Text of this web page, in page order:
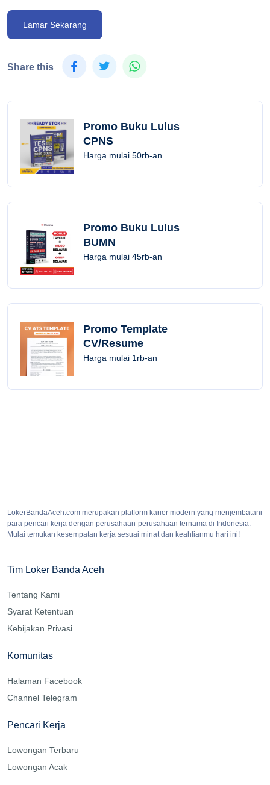
Lamar Sekarang
Share this
Promo Buku Lulus
CPNS
Harga mulai 50rb-an
Promo Buku Lulus
BUMN
Harga mulai 45rb-an
Promo Template
CV/Resume
Harga mulai 1rb-an
LokerBandaAceh.com merupakan platform karier modern yang menjembatani
para pencari kerja dengan perusahaan-perusahaan ternama di Indonesia.
Mulai temukan kesempatan kerja sesuai minat dan keahlianmu hari ini!
Tim Loker Banda Aceh
Tentang Kami
Syarat Ketentuan
Kebijakan Privasi
Komunitas
Halaman Facebook
Channel Telegram
Pencari Kerja
Lowongan Terbaru
Lowongan Acak